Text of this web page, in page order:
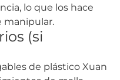
lo que los hace
manipular.
(si
de plástico Xuan